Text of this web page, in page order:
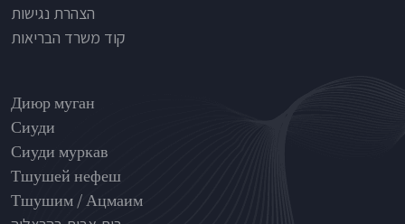
הצהרת נגישות
קוד משרד הבריאות
Nursinghouse type
Диюр муган
Сиуди
Сиуди муркав
Тшушей нефеш
Тшушим / Ацмаим